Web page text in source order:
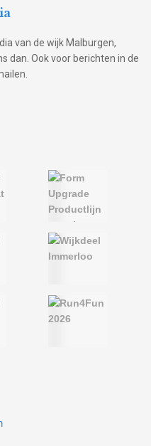
van de wijk Malburgen,
dan. Ook voor berichten in de